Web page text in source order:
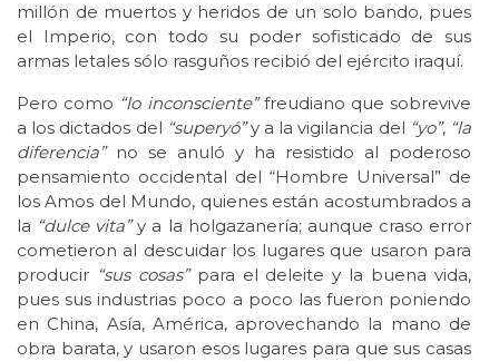
millón de muertos y heridos de un solo bando, pues
el Imperio, con todo su poder sofisticado de sus
armas letales sólo rasguños recibió del ejército iraquí.
Pero como “lo inconsciente”freudiano que sobrevive
a los dictados del “superyó”y a la vigilancia del “yo”, “la
diferencia”no se anuló y ha resistido al poderoso
pensamiento occidental del “Hombre Universal” de
los Amos del Mundo, quienes están acostumbrados a
la “dulce vita”y a la holgazanería; aunque craso error
cometieron al descuidar los lugares que usaron para
producir “sus cosas”para el deleite y la buena vida,
pues sus industrias poco a poco las fueron poniendo
en China, Asía, América, aprovechando la mano de
obra barata, y usaron esos lugares para que sus casas